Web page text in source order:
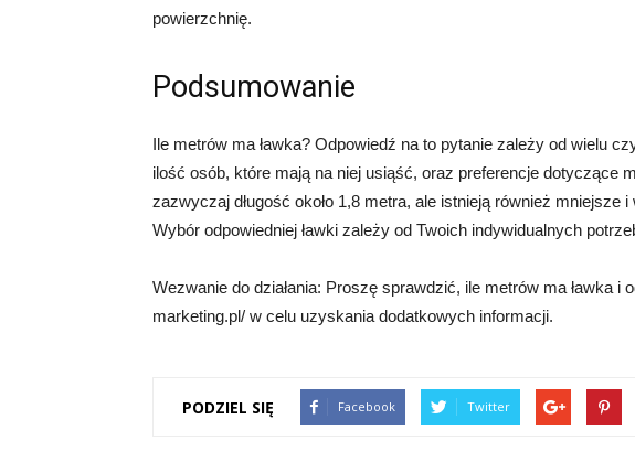
powierzchnię.
Podsumowanie
Ile metrów ma ławka? Odpowiedź na to pytanie zależy od wielu
ilość osób, które mają na niej usiąść, oraz preferencje dotyczące
zazwyczaj długość około 1,8 metra, ale istnieją również mniejsze
Wybór odpowiedniej ławki zależy od Twoich indywidualnych
Wezwanie do działania: Proszę sprawdzić, ile metrów ma ławka i
marketing.pl/ w celu uzyskania dodatkowych informacji.
PODZIEL SIĘ Facebook Twitter